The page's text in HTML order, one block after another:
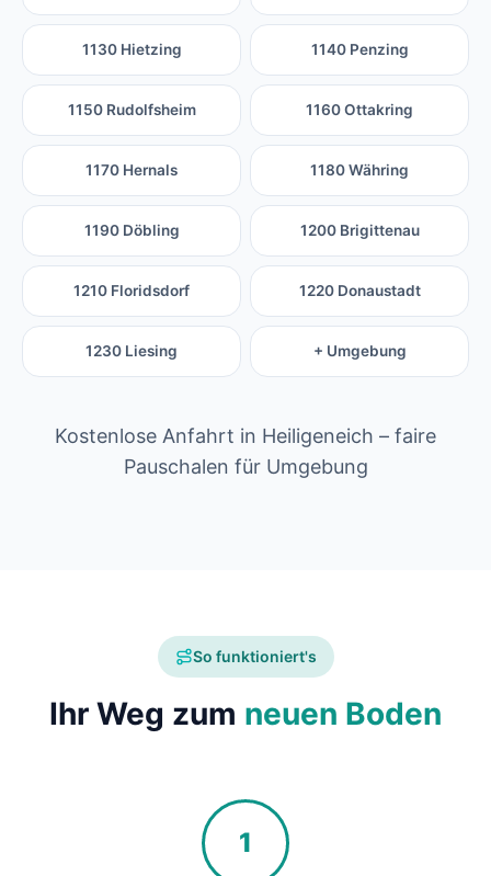
1130 Hietzing 1140 Penzing
1150 Rudolfsheim 1160 Ottakring
1170 Hernals 1180 Währing
1190 Döbling 1200 Brigittenau
1210 Floridsdorf 1220 Donaustadt
1230 Liesing + Umgebung
Kostenlose Anfahrt in Heiligeneich – faire
Pauschalen für Umgebung
So funktioniert's
Ihr Weg zum neuen Boden
1